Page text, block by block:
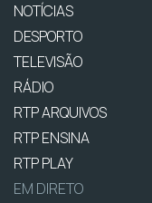
NOTÍCIAS
DESPORTO
TELEVISÃO
RÁDIO
RTP ARQUIVOS
RTP ENSINA
RTP PLAY
EM DIRETO